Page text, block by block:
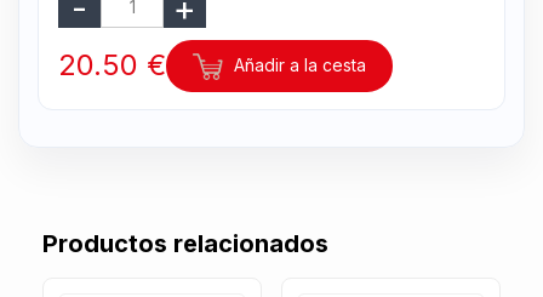
20.50 € Añadir a la cesta
Productos relacionados